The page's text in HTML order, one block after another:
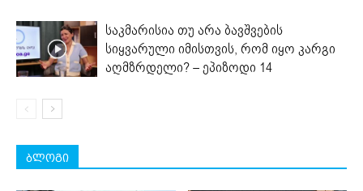
საკმარისია თუ არა ბავშვების
სიყვარული იმისთვის, რომ იყო კარგი
აღმზრდელი? – ეპიზოდი 14
ბლოგი